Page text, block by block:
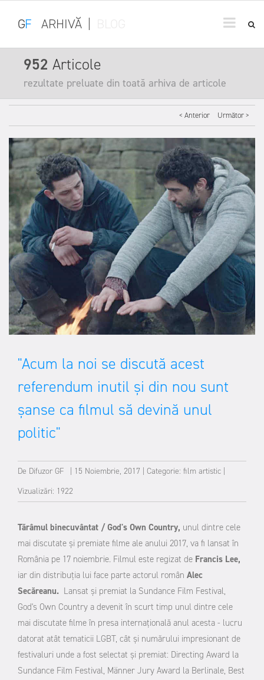
GF ARHIVĂ
952 Articole
rezultate preluate din toată arhiva de articole
< Anterior Următor >
"Acum la noi se discută acest
referendum inutil și din nou sunt
șanse ca filmul să devină unul
politic"
De Difuzor GF 15 Noiembrie, 2017 Categorie: film artistic
Vizualizări: 1922
Tărâmul binecuvântat / God's Own Country, unul dintre cele
mai discutate și premiate filme ale anului 2017, va fi lansat în
România pe 17 noiembrie. Filmul este regizat de Francis Lee,
iar din distribuția lui face parte actorul român Alec
Secăreanu. Lansat și premiat la Sundance Film Festival,
God's Own Country a devenit în scurt timp unul dintre cele
mai discutate filme în presa internațională anul acesta - lucru
datorat atât tematicii LGBT, cât și numărului impresionant de
festivaluri unde a fost selectat și premiat: Directing Award la
Sundance Film Festival, Männer Jury Award la Berlinale, Best